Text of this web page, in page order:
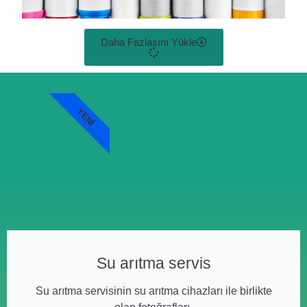
Daha Fazlasını Yükle
Su arıtma servis
Su arıtma servisinin su arıtma cihazları ile birlikte
YENI